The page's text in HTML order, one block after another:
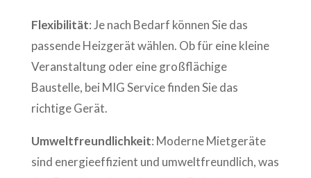
Flexibilität: Je nach Bedarf können Sie das
passende Heizgerät wählen. Ob für eine kleine
Veranstaltung oder eine großflächige
Baustelle, bei MIG Service finden Sie das
richtige Gerät.
Umweltfreundlichkeit: Moderne Mietgeräte
sind energieeffizient und umweltfreundlich, was